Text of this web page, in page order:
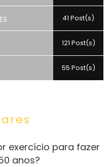
41 Post(s)
121 Post(s)
55 Post(s)
exercício para fazer
anos?